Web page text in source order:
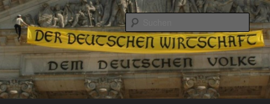
Reizzentrum
Politik, Wirtschaft, Soziales und Gesellschaft